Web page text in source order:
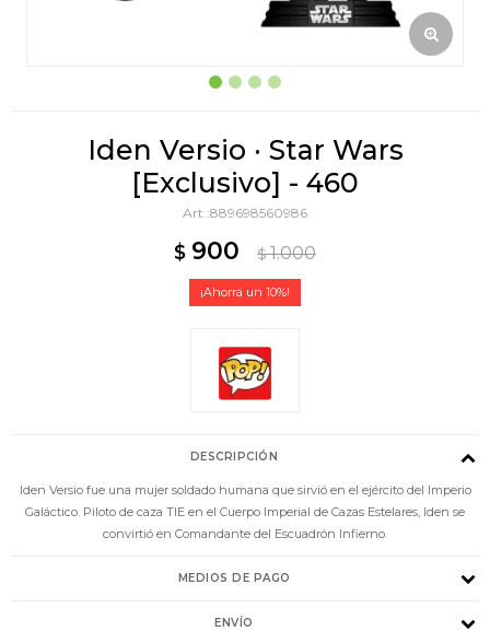
Iden Versio · Star Wars
[Exclusivo] - 460
889698560986
$ 900 $ 1.000
10
DESCRIPCIÓN
Iden Versio fue una mujer soldado humana que sirvió en el ejército del Imperio
Galáctico. Piloto de caza TIE en el Cuerpo Imperial de Cazas Estelares, Iden se
convirtió en Comandante del Escuadrón Infierno.
MEDIOS DE PAGO
ENVÍO